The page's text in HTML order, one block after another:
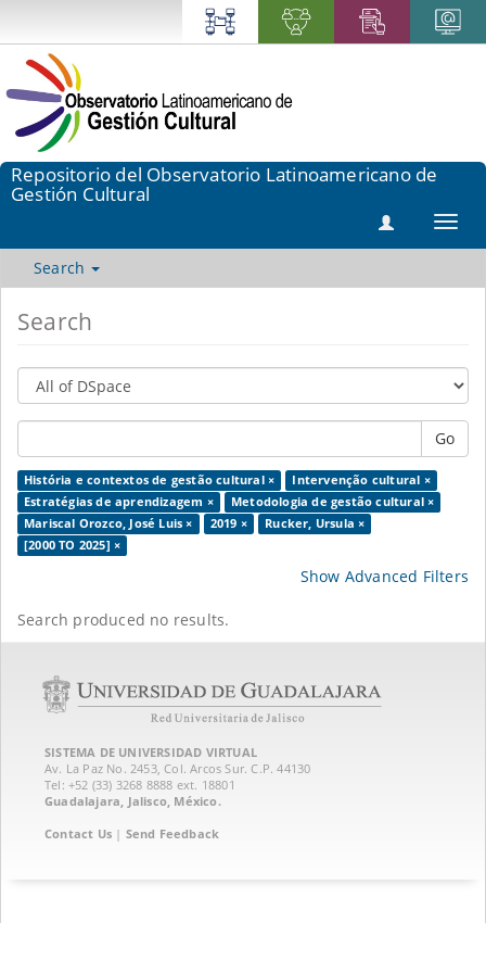
Repositorio del Observatorio Latinoamericano de
Gestión Cultural
Search
Search
Go
História e contextos de gestão cultural ×
Intervenção cultural ×
Estratégias de aprendizagem ×
Metodologia de gestão cultural ×
Mariscal Orozco, José Luis ×
2019 ×
Rucker, Ursula ×
[2000 TO 2025] ×
Show Advanced Filters
Search produced no results.
SISTEMA DE UNIVERSIDAD VIRTUAL
Av. La Paz No. 2453, Col. Arcos Sur. C.P. 44130
Tel: +52 (33) 3268 8888‏ ext. 18801
Guadalajara, Jalisco, México.
Contact Us | Send Feedback